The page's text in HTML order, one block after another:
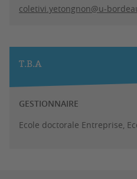
coletivi.yetongnon@u-
T.B.A
GESTIONNAIRE
Ecole doctorale Entreprise,